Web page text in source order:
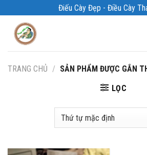
qua
Điếu Cày Đẹp - Điều Cày
TRANG CHỦ / SẢN PHẨM ĐƯỢC GẮN
LỌC